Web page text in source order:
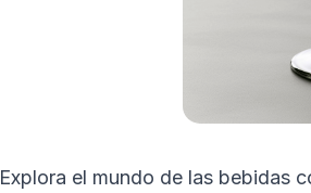
Explora el mundo de las bebidas